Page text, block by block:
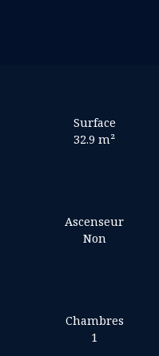
Surface
32.9m²
Ascenseur
Non
Chambres
1